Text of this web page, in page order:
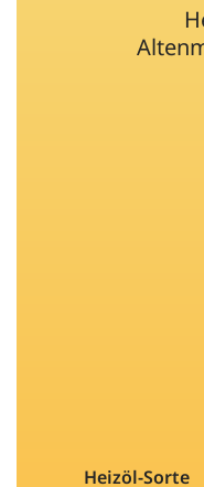
Heizöl-Sorte